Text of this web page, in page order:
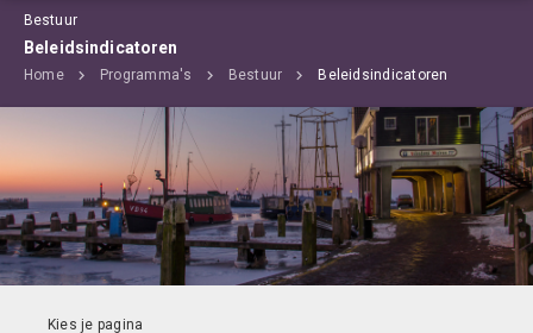
Bestuur
Beleidsindicatoren
Home Programma's Bestuur Beleidsindicatoren